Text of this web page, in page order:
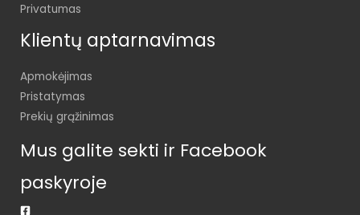
Privatumas
Klientų aptarnavimas
Apmokėjimas
Pristatymas
Prekių grąžinimas
Mus galite sekti ir Facebook
paskyroje